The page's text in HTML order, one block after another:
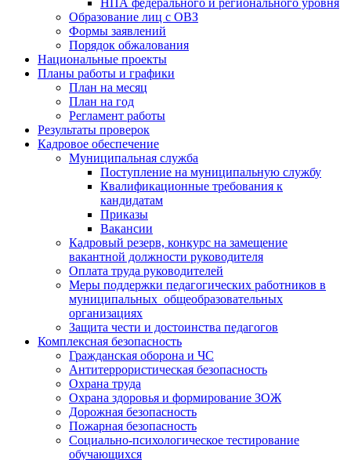
НПА федерального и регионального уровня
Образование лиц с ОВЗ
Формы заявлений
Порядок обжалования
Национальные проекты
Планы работы и графики
План на месяц
План на год
Регламент работы
Результаты проверок
Кадровое обеспечение
Муниципальная служба
Поступление на муниципальную службу
Квалификационные требования к
кандидатам
Приказы
Вакансии
Кадровый резерв, конкурс на замещение
вакантной должности руководителя
Оплата труда руководителей
Меры поддержки педагогических работников в
муниципальных общеобразовательных
организациях
Защита чести и достоинства педагогов
Комплексная безопасность
Гражданская оборона и ЧС
Антитеррористическая безопасность
Охрана труда
Охрана здоровья и формирование ЗОЖ
Дорожная безопасность
Пожарная безопасность
Социально-психологическое тестирование
обучающихся